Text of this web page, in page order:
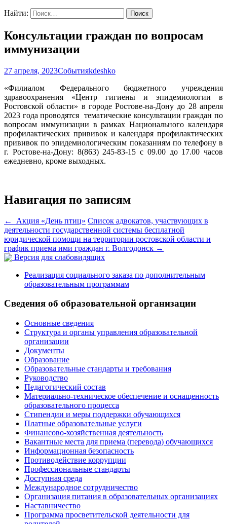
Найти:
Консультации граждан по вопросам
иммунизации
27 апреля, 2023Событияkdeshko
«Филиалом Федерального бюджетного учреждения
здравоохранения «Центр гигиены и эпидемиологии в
Ростовской области» в городе Ростове-на-Дону до 28 апреля
2023 года проводятся тематические консультации граждан по
вопросам иммунизации в рамках Национального календаря
профилактических прививок и календаря профилактических
прививок по эпидемиологическим показаниям по телефону в
г. Ростове-на-Дону: 8(863) 245-83-15 с 09.00 до 17.00 часов
ежедневно, кроме выходных.
Навигация по записям
← Акция «День птиц» Список адвокатов, участвующих в
деятельности государственной системы бесплатной
юридической помощи на территории ростовской области и
график приема ими граждан г. Волгодонск →
Версия для слабовидящих
Реализация социального заказа по дополнительным
образовательным программам
Сведения об образовательной организации
Основные сведения
Структура и органы управления образовательной
организации
Документы
Образование
Образовательные стандарты и требования
Руководство
Педагогический состав
Материально-техническое обеспечение и оснащенность
образовательного процесса
Стипендии и меры поддержки обучающихся
Платные образовательные услуги
Финансово-хозяйственная деятельность
Вакантные места для приема (перевода) обучающихся
Информационная безопасность
Противодействие коррупции
Профессиональные стандарты
Доступная среда
Международное сотрудничество
Организация питания в образовательных организациях
Наставничество
Программа просветительской деятельности для